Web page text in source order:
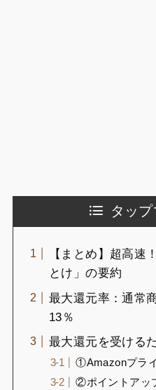
タッ
【まとめ】超高速
とけ」の要約
最大還元率：通常
13％
最大還元を受ける
①Amazonプラ
②ポイントアッ